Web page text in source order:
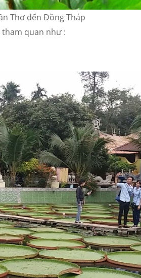
Thơ đến Đồng Tháp
quan như :